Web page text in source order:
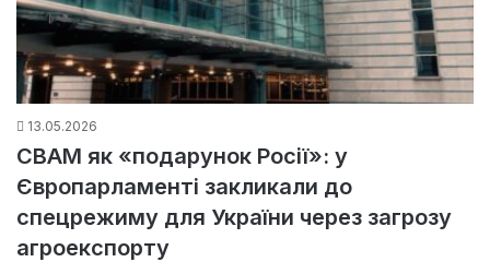
13.05.2026
CBAM як «подарунок Росії»: у
Європарламенті закликали до
спецрежиму для України через загрозу
агроекспорту